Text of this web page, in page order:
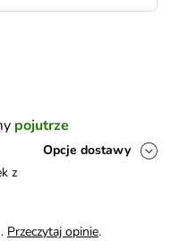
pojutrze
Opcje dostawy
z
Przeczytaj opinie.